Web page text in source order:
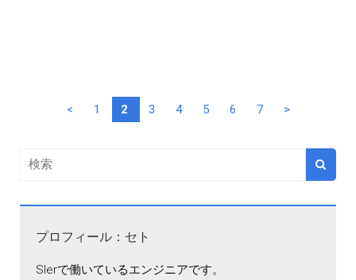
< 1 2 3 4 5 6 7 >
プロフィール：セト
SIerで働いているエンジニアです。